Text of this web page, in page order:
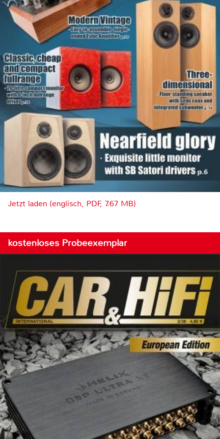
Jetzt laden (englisch, PDF, 7.67 MB)
kostenloses Probeexemplar